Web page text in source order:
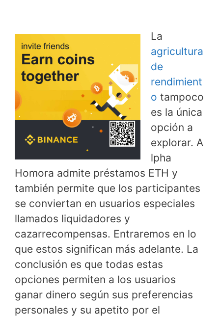
La
agricultura
de
rendimient
o tampoco
es la única
opción a
explorar. A
lpha
Homora admite préstamos ETH y
también permite que los participantes
se conviertan en usuarios especiales
llamados liquidadores y
cazarrecompensas. Entraremos en lo
que estos significan más adelante. La
conclusión es que todas estas
opciones permiten a los usuarios
ganar dinero según sus preferencias
personales y su apetito por el